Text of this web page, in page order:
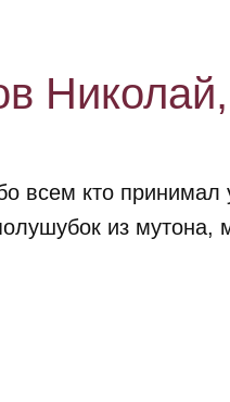
всем кто
из мутона,